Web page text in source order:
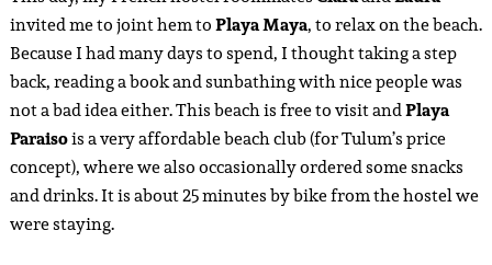
invited me to joint hem toPlaya Maya, to relax on the beach.
Because I had many days to spend, I thought taking a step
back, reading a book and sunbathing with nice people was
not a bad idea either. This beach is free to visit andPlaya
Paraisois a very affordable beach club (for Tulum’s price
concept), where we also occasionally ordered some snacks
and drinks. It is about 25 minutes by bike from the hostel we
were staying.